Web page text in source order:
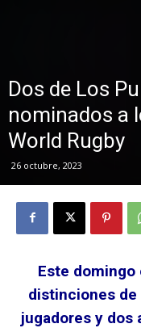
Dos de Los
nominados a
World Rugby
26 octubre, 2023
Este domingo
distinciones de
jugadores y dos